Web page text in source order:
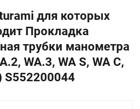
для которых
Прокладка
трубки манометра
WA.3, WA S, WA C,
S552200044